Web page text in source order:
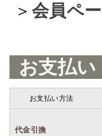
＞ 会員ペ
お支払
お支払い方法
代金引換